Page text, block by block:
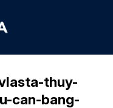
thuy-
can-bang-